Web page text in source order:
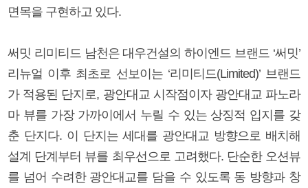
면목을 구현하고 있다.
써밋 리미티드 남천은 대우건설의 하이엔드 브랜드 ‘써밋’
리뉴얼 이후 최초로 선보이는 ‘리미티드(Limited)’ 브랜드
가 적용된 단지로, 광안대교 시작점이자 광안대교 파노라
마 뷰를 가장 가까이에서 누릴 수 있는 상징적 입지를 갖
춘 단지다. 이 단지는 세대를 광안대교 방향으로 배치해
설계 단계부터 뷰를 최우선으로 고려했다. 단순한 오션뷰
를 넘어 수려한 광안대교를 담을 수 있도록 동 방향과 창